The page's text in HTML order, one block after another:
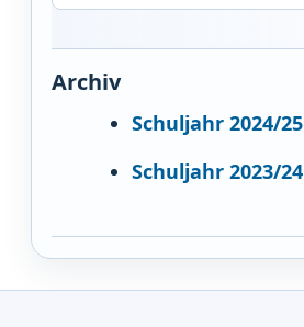
Archiv
Schuljahr 2024/25
Schuljahr 2023/24